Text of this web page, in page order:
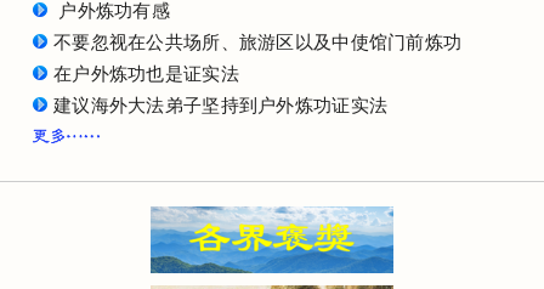
户外炼功有感
不要忽视在公共场所、旅游区以及中使馆门前炼功
在户外炼功也是证实法
建议海外大法弟子坚持到户外炼功证实法